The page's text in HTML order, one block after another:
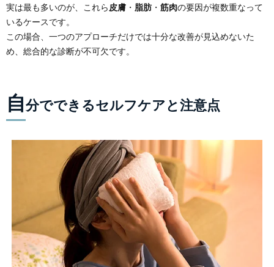
実は最も多いのが、これら皮膚 ・ 脂肪・ 筋肉の要因が複数重なって
いるケースです。
この場合、一つのアプローチだけでは十分な改善が見込めないた
め、総合的な診断が不可欠です。
自分でできるセルフケアと注意点